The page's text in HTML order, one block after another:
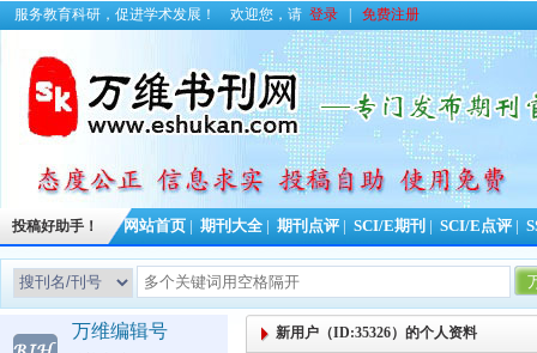
服务教育科研，促进学术发展！ 欢迎您，请 登录 免费注册
投稿好助手！ 网站首页 期刊大全 期刊点评 SCI/E期刊 SCI/E点评
万维编辑号 新用户（ID:35326）的个人资料